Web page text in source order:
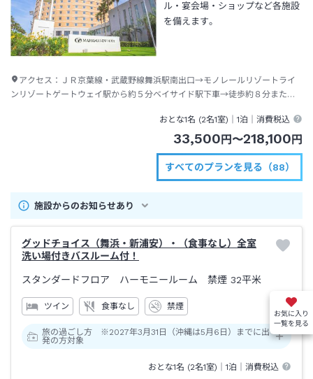
ル・宴会場・ショップなど各施設
を備えます。
アクセス： ＪＲ京葉線・武蔵野線舞浜駅南出口→モノレールリゾートライ
ンリゾートゲートウェイ駅から約５分ベイサイド駅下車→徒歩約８分または
おとな1名 (2名1室)｜1泊 ｜消費税込
33,500円〜218,100円
すべてのプランを見る（88）
施設からのお知らせあり
グッドチョイス（舞浜・新浦安）・（食事なし）全室
洗い場付きバスルーム付！
スタンダードフロア ハーモニールーム 禁煙 32平米
ツイン 食事なし 禁煙
旅の過ごし方 ※2027年3月31日（沖縄は5月6日）までに出
発の方対象
おとな1名 (2名1室)｜1泊 ｜消費税込
お気に入り
一覧を見る